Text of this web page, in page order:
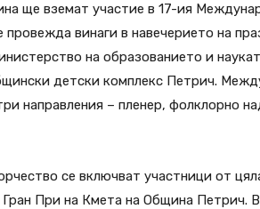
ще вземат участие в 17-ия
винаги в навечерието на
на образованието и
детски комплекс Петрич.
направления – пленер, фолклорно
се включват участници от
Гран При на Кмета на Община Петрич.